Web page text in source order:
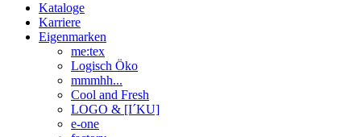
Kataloge
Karriere
Eigenmarken
me:tex
Logisch Öko
mmmhh...
Cool and Fresh
LOGO & [I´KU]
e-one